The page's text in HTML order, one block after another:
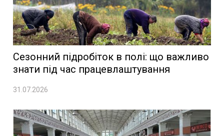
Сезонний підробіток в полі: що важливо
знати під час працевлаштування
31.07.2026